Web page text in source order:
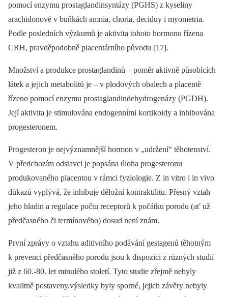
pomocí enzymu prostaglandinsyntázy (PGHS) z kyseliny
arachidonové v buňkách amnia, choria, deciduy i myometria.
Podle posledních výzkumů je aktivita tohoto hormonu řízena
CRH, pravděpodobně placentárního původu [17].
Množství a produkce prostaglandinů –⁠ poměr aktivně působících
látek a jejich metabolitů je –⁠ v plodových obalech a placentě
řízeno pomocí enzymu prostaglandindehydrogenázy (PGDH).
Její aktivita je stimulována endogenními kortikoidy a inhibována
progesteronem.
Progesteron je nejvýznamnější hormon v „udržení“ těhotenství.
V předchozím odstavci je popsána úloha progesteronu
produkovaného placentou v rámci fyziologie. Z in vitro i in vivo
důkazů vyplývá, že inhibuje děložní kontraktilitu. Přesný vztah
jeho hladin a regulace počtu receptorů k počátku porodu (ať už
předčasného či termínového) dosud není znám.
První zprávy o vztahu aditivního podávání gestagenů těhotným
k prevenci předčasného porodu jsou k dispozici z různých studií
již z 60.-80. let minulého století. Tyto studie zřejmě nebyly
kvalitně postaveny,výsledky byly sporné, jejich závěry nebyly